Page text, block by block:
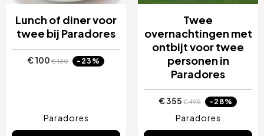
Lunch of diner voor
twee bij Paradores
€ 100 € 130 -23%
Paradores
Twee
overnachtingen met
ontbijt voor twee
personen in
Paradores
€ 355 € 495 -28%
Paradores